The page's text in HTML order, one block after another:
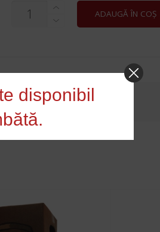
JIDVEI
ADAUGĂ ÎN COȘ
disponibil